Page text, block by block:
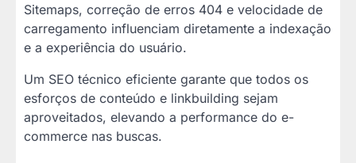
Sitemaps, correção de erros 404 e velocidade de
carregamento influenciam diretamente a indexação
e a experiência do usuário.
Um SEO técnico eficiente garante que todos os
esforços de conteúdo e linkbuilding sejam
aproveitados, elevando a performance do e-
commerce nas buscas.